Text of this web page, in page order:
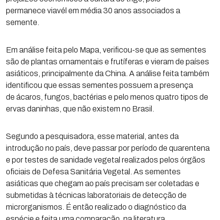
permanece viavél em média 30 anos associados a
semente.
Em análise feita pelo Mapa, verificou-se que as sementes
são de plantas ornamentais e frutíferas e vieram de países
asiáticos, principalmente da China. A análise feita também
identificou que essas sementes possuem a presença
de ácaros, fungos, bactérias e pelo menos quatro tipos de
ervas daninhas, que não existem no Brasil.
Segundo a pesquisadora, esse material, antes da
introdução no país, deve passar por período de quarentena
e por testes de sanidade vegetal realizados pelos órgãos
oficiais de Defesa Sanitária Vegetal. As sementes
asiáticas que chegam ao país precisam ser coletadas e
submetidas à técnicas laboratoriais de detecção de
microrganismos. É então realizado o diagnóstico da